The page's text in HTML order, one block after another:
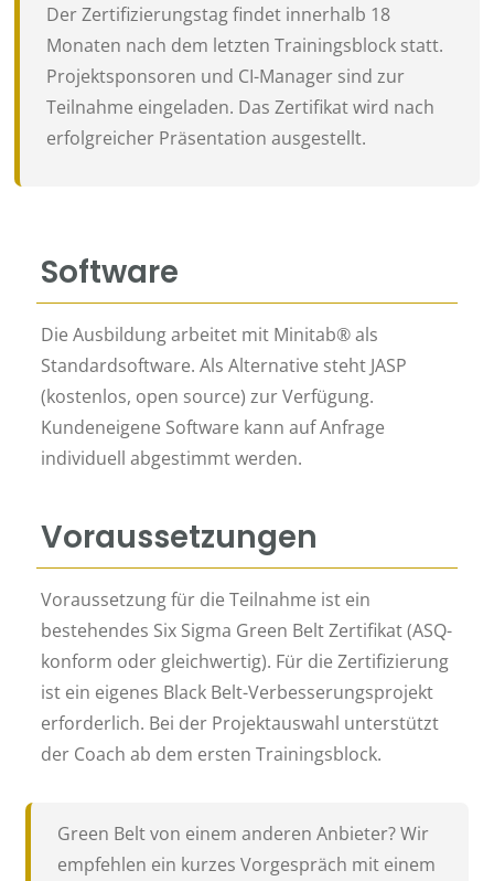
Der Zertifizierungstag findet innerhalb 18
Monaten nach dem letzten Trainingsblock statt.
Projektsponsoren und CI-Manager sind zur
Teilnahme eingeladen. Das Zertifikat wird nach
erfolgreicher Präsentation ausgestellt.
Software
Die Ausbildung arbeitet mit Minitab® als
Standardsoftware. Als Alternative steht JASP
(kostenlos, open source) zur Verfügung.
Kundeneigene Software kann auf Anfrage
individuell abgestimmt werden.
Voraussetzungen
Voraussetzung für die Teilnahme ist ein
bestehendes Six Sigma Green Belt Zertifikat (ASQ-
konform oder gleichwertig). Für die Zertifizierung
ist ein eigenes Black Belt-Verbesserungsprojekt
erforderlich. Bei der Projektauswahl unterstützt
der Coach ab dem ersten Trainingsblock.
Green Belt von einem anderen Anbieter? Wir
empfehlen ein kurzes Vorgespräch mit einem